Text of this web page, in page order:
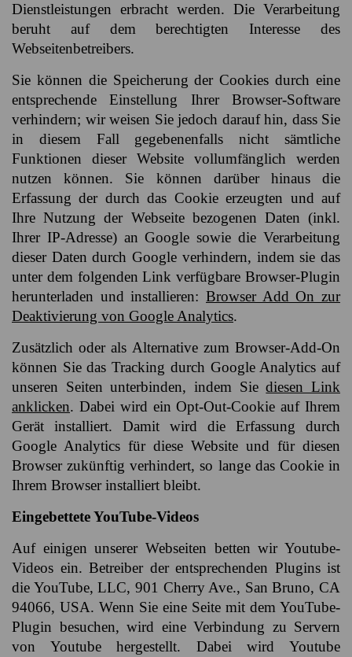
Dienstleistungen erbracht werden. Die Verarbeitung
beruht auf dem berechtigten Interesse des
Webseitenbetreibers.
Sie können die Speicherung der Cookies durch eine
entsprechende Einstellung Ihrer Browser-Software
verhindern; wir weisen Sie jedoch darauf hin, dass Sie
in diesem Fall gegebenenfalls nicht sämtliche
Funktionen dieser Website vollumfänglich werden
nutzen können. Sie können darüber hinaus die
Erfassung der durch das Cookie erzeugten und auf
Ihre Nutzung der Webseite bezogenen Daten (inkl.
Ihrer IP-Adresse) an Google sowie die Verarbeitung
dieser Daten durch Google verhindern, indem sie das
unter dem folgenden Link verfügbare Browser-Plugin
herunterladen und installieren: Browser Add On zur
Deaktivierung von Google Analytics.
Zusätzlich oder als Alternative zum Browser-Add-On
können Sie das Tracking durch Google Analytics auf
unseren Seiten unterbinden, indem Siediesen Link
anklicken. Dabei wird ein Opt-Out-Cookie auf Ihrem
Gerät installiert. Damit wird die Erfassung durch
Google Analytics für diese Website und für diesen
Browser zukünftig verhindert, so lange das Cookie in
Ihrem Browser installiert bleibt.
Eingebettete YouTube-Videos
Auf einigen unserer Webseiten betten wir Youtube-
Videos ein. Betreiber der entsprechenden Plugins ist
die YouTube, LLC, 901 Cherry Ave., San Bruno, CA
94066, USA. Wenn Sie eine Seite mit dem YouTube-
Plugin besuchen, wird eine Verbindung zu Servern
von Youtube hergestellt. Dabei wird Youtube